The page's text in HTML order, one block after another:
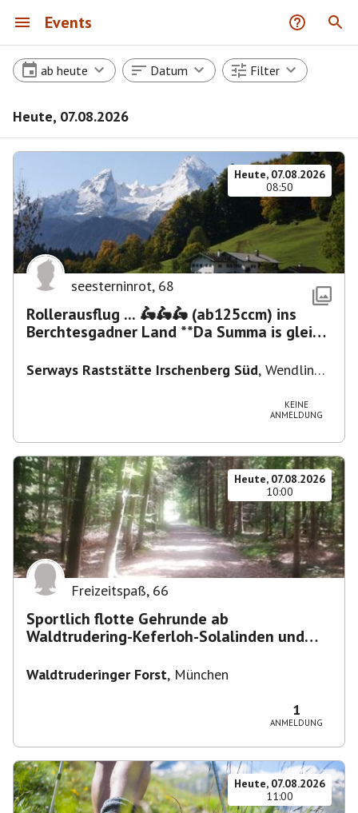
Events
ab heute Datum Filter
Heute, 07.08.2026
Heute, 07.08.2026
08:50
seesterninrot, 68
Rollerausflug ... 🛵🛵🛵 (ab125ccm) ins
Berchtesgadner Land **Da Summa is glei
Serways Raststätte Irschenberg Süd, Wendling
KEINE
ANMELDUNG
Heute, 07.08.2026
10:00
Freizeitspaß, 66
Sportlich flotte Gehrunde ab
Waldtrudering-Keferloh-Solalinden und
Waldtruderinger Forst, München
1
ANMELDUNG
Heute, 07.08.2026
11:00